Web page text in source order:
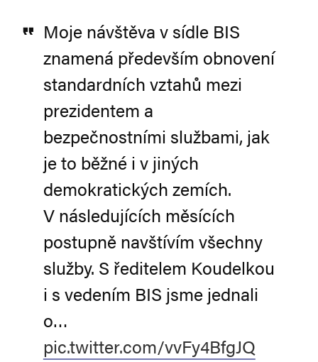
Moje návštěva v sídle BIS
znamená především obnovení
standardních vztahů mezi
prezidentem a
bezpečnostními službami, jak
je to běžné i v jiných
demokratických zemích.
V následujících měsících
postupně navštívím všechny
služby. S ředitelem Koudelkou
i s vedením BIS jsme jednali
o…
pic.twitter.com/vvFy4BfgJQ